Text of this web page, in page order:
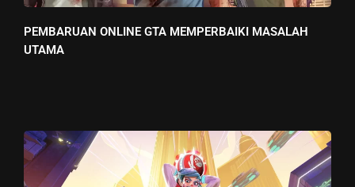
PEMBARUAN ONLINE GTA MEMPERBAIKI MASALAH
UTAMA